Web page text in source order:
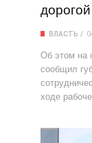
дорогой
ВЛАСТЬ
Об этом на
сообщил
ходе